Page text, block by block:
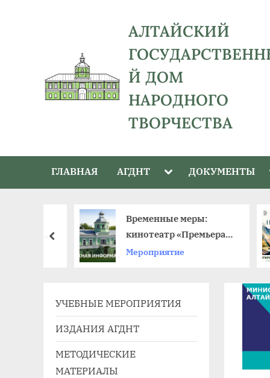
АЛТАЙСКИЙ
Й ДОМ
НАРОДНОГО
ТВОРЧЕСТВА
656043,
Алтайский
край,
Барнаул,
Ползунова,
mail:
agdnt@yandex.ru
тел./
факс:
ГЛАВНАЯ АГДНТ Toggle
menu
ДОКУМЕНТЫ
Временные меры:
кинотеатр «Премьера»
приостанавливает
работу
Мероприятие
пред
УЧЕБНЫЕ МЕРОПРИЯТИЯ
ИЗДАНИЯ АГДНТ
МЕТОДИЧЕСКИЕ
МАТЕРИАЛЫ